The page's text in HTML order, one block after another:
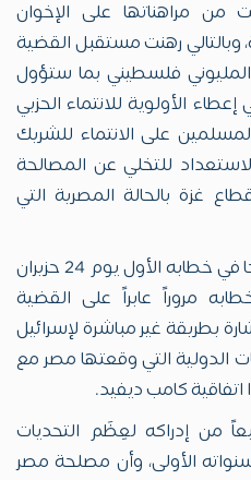
من مراهناتها على الإخوان
وبالتالي رهنت مستقبل القضية
فلسطيني بما ستؤول
الأولوية للانتماء الحزبي
على الانتماء للشريك
للتخلي عن المصالحة
غزة بالحالة المصرية التي
كان الرئيس محمد مرسي واضحا في خطابه الأول يوم 24 حزيران
في خطابه مروراً عابراً على القضية
بطريقة غير مباشرة لإسرائيل
الدولية التي وقعتها مصر مع
اتفاقية كامب ديفيد.
من إدراكه لعِظَم التحديات
الأولى، وأن مصلحة مصر